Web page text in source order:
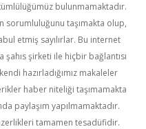
bulunmamaktadır.
sorumluluğunu taşımakta olup,
etmiş sayılırlar. Bu internet
şirketi ile hiçbir bağlantısı
hazırladığımız makaleler
haber niteliği taşımamakta
paylaşım yapılmamaktadır.
tamamen tesadüfidir.